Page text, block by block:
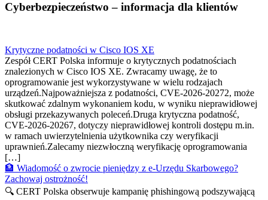
Cyberbezpieczeństwo – informacja dla klientów
Krytyczne podatności w Cisco IOS XE
Zespół CERT Polska informuje o krytycznych podatnościach
znalezionych w Cisco IOS XE. Zwracamy uwagę, że to
oprogramowanie jest wykorzystywane w wielu rodzajach
urządzeń.Najpoważniejsza z podatności, CVE-2026-20272, może
skutkować zdalnym wykonaniem kodu, w wyniku nieprawidłowej
obsługi przekazywanych poleceń.Druga krytyczna podatność,
CVE-2026-20267, dotyczy nieprawidłowej kontroli dostępu m.in.
w ramach uwierzytelnienia użytkownika czy weryfikacji
uprawnień.Zalecamy niezwłoczną weryfikację oprogramowania
[…]
🏦 Wiadomość o zwrocie pieniędzy z e-Urzędu Skarbowego?
Zachowaj ostrożność!
🔍 CERT Polska obserwuje kampanię phishingową podszywającą